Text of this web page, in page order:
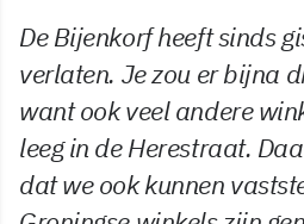
De Bijenkorf heeft sinds
verlaten. Je zou er bijna
want ook veel andere
leeg in de Herestraat.
dat we ook kunnen